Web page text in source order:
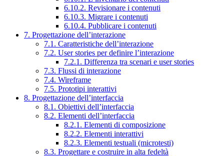
6.10.2. Revisionare i contenuti
6.10.3. Migrare i contenuti
6.10.4. Pubblicare i contenuti
7. Progettazione dell’interazione
7.1. Caratteristiche dell’interazione
7.2. User stories per definire l’interazione
7.2.1. Differenza tra scenari e user stories
7.3. Flussi di interazione
7.4. Wireframe
7.5. Prototipi interattivi
8. Progettazione dell’interfaccia
8.1. Obiettivi dell’interfaccia
8.2. Elementi dell’interfaccia
8.2.1. Elementi di composizione
8.2.2. Elementi interattivi
8.2.3. Elementi testuali (microtesti)
8.3. Progettare e costruire in alta fedeltà